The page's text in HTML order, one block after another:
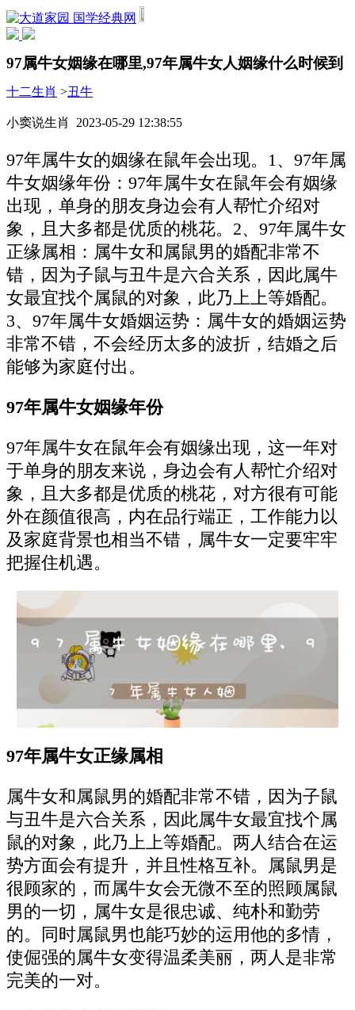
国学经典网
97属牛女姻缘在哪里,97年属牛女人姻缘什么时候到
十二生肖 >丑牛
小窦说生肖 2023-05-29 12:38:55
97年属牛女的姻缘在鼠年会出现。1、97年属
牛女姻缘年份：97年属牛女在鼠年会有姻缘
出现，单身的朋友身边会有人帮忙介绍对
象，且大多都是优质的桃花。2、97年属牛女
正缘属相：属牛女和属鼠男的婚配非常不
错，因为子鼠与丑牛是六合关系，因此属牛
女最宜找个属鼠的对象，此乃上上等婚配。
3、97年属牛女婚姻运势：属牛女的婚姻运势
非常不错，不会经历太多的波折，结婚之后
能够为家庭付出。
97年属牛女姻缘年份
97年属牛女在鼠年会有姻缘出现，这一年对
于单身的朋友来说，身边会有人帮忙介绍对
象，且大多都是优质的桃花，对方很有可能
外在颜值很高，内在品行端正，工作能力以
及家庭背景也相当不错，属牛女一定要牢牢
把握住机遇。
97年属牛女正缘属相
属牛女和属鼠男的婚配非常不错，因为子鼠
与丑牛是六合关系，因此属牛女最宜找个属
鼠的对象，此乃上上等婚配。两人结合在运
势方面会有提升，并且性格互补。属鼠男是
很顾家的，而属牛女会无微不至的照顾属鼠
男的一切，属牛女是很忠诚、纯朴和勤劳
的。同时属鼠男也能巧妙的运用他的多情，
使倔强的属牛女变得温柔美丽，两人是非常
完美的一对。